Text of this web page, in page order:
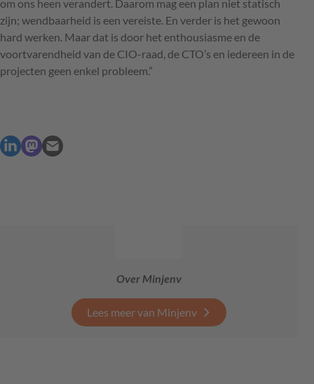
om ons heen verandert. Daarom mag een plan niet statisch
zijn; wendbaarheid is een vereiste. En verder is het gewoon
hard werken. Maar dat is door het enthousiasme en de
voortvarendheid van de CIO-raad, de CTO’s en iedereen in de
projecten geen enkel probleem.”
Over Minjenv
Lees meer van Minjenv